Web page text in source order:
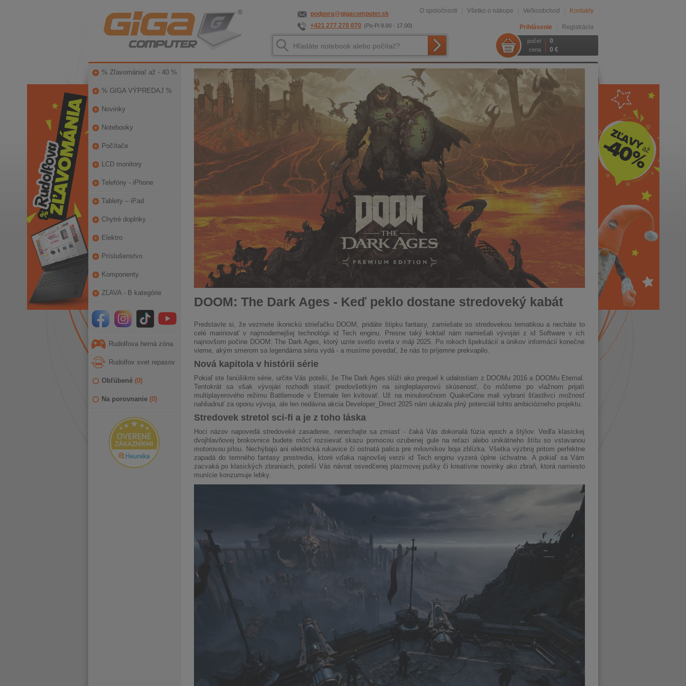
podpora@gigacomputer.sk
+421 277 270 070 (Po-Pi 9.00 - 17.00)
O spoločnosti Všetko o nákupe Veľkoobchod Kontakty
Prihlásenie Registrácia
počet 0
cena 0 €
% Zľavománia! až - 40 %
% GIGA VÝPREDAJ %
Novinky
Notebooky
Počítače
LCD monitory
Telefóny - iPhone
Tablety – iPad
Chytré doplnky
Elektro
Príslušenstvo
Komponenty
ZĽAVA - B kategórie
Rudolfova herná zóna
Rudolfov svet repasov
Obľúbené (0)
Na porovnanie (0)
DOOM: The Dark Ages - Keď peklo dostane stredoveký kabát
Predstavte si, že vezmete ikonickú strieľačku DOOM, pridáte štipku fantasy, zamiešate so stredovekou tematikou a necháte to
celé marinovať v najmodernejšej technológii id Tech enginu. Presne taký koktail nám namiešali vývojári z id Software v ich
najnovšom počine DOOM: The Dark Ages, ktorý uzrie svetlo sveta v máji 2025. Po rokoch špekulácií a únikov informácií konečne
vieme, akým smerom sa legendárna séria vydá - a musíme povedať, že nás to príjemne prekvapilo.
Nová kapitola v histórii série
Pokiaľ ste fanúšikmi série, určite Vás poteší, že The Dark Ages slúži ako prequel k udalostiam z DOOMu 2016 a DOOMu Eternal.
Tentokrát sa však vývojári rozhodli staviť predovšetkým na singleplayerovú skúsenosť, čo môžeme po vlažnom prijatí
multiplayerového režimu Battlemode v Eternale len kvitovať. Už na minuloročnom QuakeCone mali vybraní šťastlivci možnosť
nahliadnuť za oponu vývoja, ale len nedávna akcia Developer_Direct 2025 nám ukázala plný potenciál tohto ambiciózneho projektu.
Stredovek stretol sci-fi a je z toho láska
Hoci názov napovedá stredoveké zasadenie, nenechajte sa zmiasť - čaká Vás dokonalá fúzia epoch a štýlov. Vedľa klasickej
dvojhlavňovej brokovnice budete môcť rozsievať skazu pomocou ozubenej gule na reťazi alebo unikátneho štítu so vstavanou
motorovou pílou. Nechýbajú ani elektrická rukavice či ostnatá palica pre milovníkov boja zblízka. Všetka výzbroj pritom perfektne
zapadá do temného fantasy prostredia, ktoré vďaka najnovšej verzii id Tech enginu vyzerá úplne úchvatne. A pokiaľ sa Vám
zacvaká po klasických zbraniach, poteší Vás návrat osvedčenej plazmovej pušky či kreatívne novinky ako zbraň, ktorá namiesto
munície konzumuje lebky.